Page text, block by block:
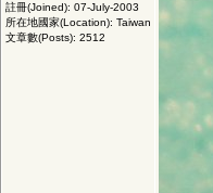
註冊(Joined): 07-July-2003
所在地國家(Location): Taiwan
文章數(Posts): 2512